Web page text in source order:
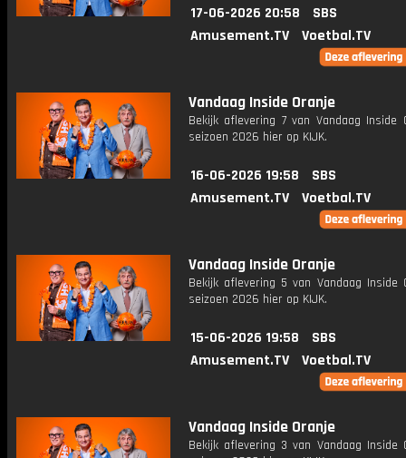
17-06-2026 20:58
SBS
Amusement.TV
Voetbal.TV
Vandaag Inside Oranje
Bekijk aflevering 7 van Vandaag Inside
seizoen 2026 hier op KIJK.
16-06-2026 19:58
SBS
Amusement.TV
Voetbal.TV
Vandaag Inside Oranje
Bekijk aflevering 5 van Vandaag Inside
seizoen 2026 hier op KIJK.
15-06-2026 19:58
SBS
Amusement.TV
Voetbal.TV
Vandaag Inside Oranje
Bekijk aflevering 3 van Vandaag Inside